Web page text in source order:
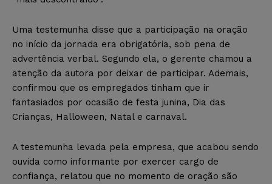
Uma testemunha disse que a participação na oração
no início da jornada era obrigatória, sob pena de
advertência verbal. Segundo ela, o gerente chamou a
atenção da autora por deixar de participar. Ademais,
confirmou que os empregados tinham que ir
fantasiados por ocasião de festa junina, Dia das
Crianças, Halloween, Natal e carnaval.
A testemunha levada pela empresa, que acabou sendo
ouvida como informante por exercer cargo de
confiança, relatou que no momento de oração são